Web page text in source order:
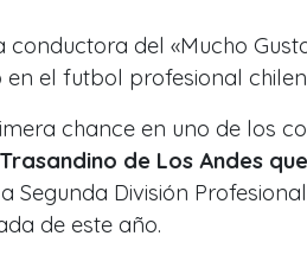
conductora del «Mucho
el futbol profesional
chance en uno de los
Trasandino de Los Andes que
Segunda División
de este año.